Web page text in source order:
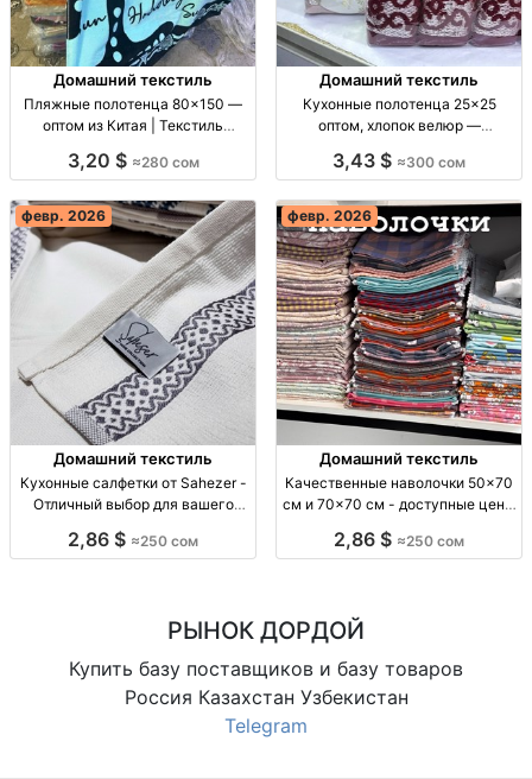
Домашний текстиль
Пляжные полотенца 80×150 —
оптом из Китая | Текстиль
опт, произв. Китай, летний
3,20 $ ≈280 сом
Домашний текстиль
Кухонные полотенца 25×25
оптом, хлопок велюр —
х/б велюр 25×25 см; опт; 10 шт/
3,43 $ ≈300 сом
февр. 2026
Домашний текстиль
Кухонные салфетки от Sahezer -
Отличный выбор для вашего
см, Турция, 250 сом.
2,86 $ ≈250 сом
февр. 2026
Домашний текстиль
Качественные наволочки 50x70
см и 70x70 см - доступные цены
250 сом за пару.
2,86 $ ≈250 сом
РЫНОК ДОРДОЙ
Купить базу поставщиков и базу товаров
Россия Казахстан Узбекистан
Telegram